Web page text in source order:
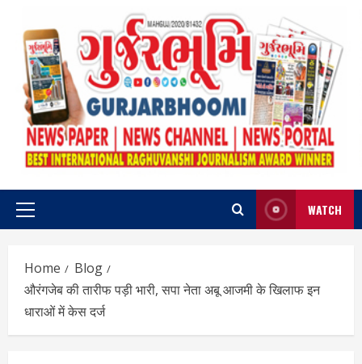
content
Primary
WATCH
Home
Blog
औरंगजेब की तारीफ पड़ी भारी, सपा नेता अबू आजमी के खिलाफ इन
धाराओं में केस दर्ज